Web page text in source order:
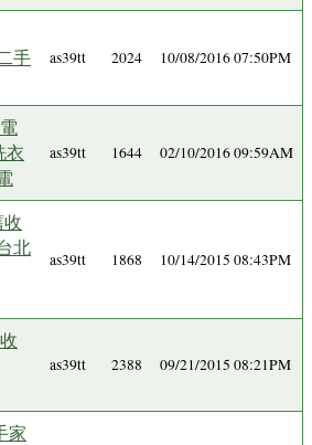
手
as39tt 2024 10/08/2016 07:50PM
衣
as39tt 1644 02/10/2016 09:59AM
北
as39tt 1868 10/14/2015 08:43PM
as39tt 2388 09/21/2015 08:21PM
家